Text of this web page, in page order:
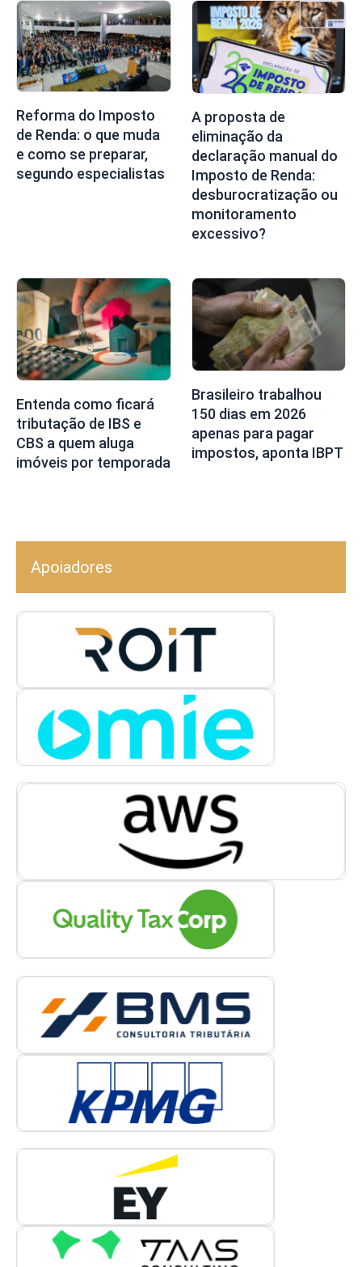
Reforma do Imposto
de Renda: o que muda
e como se preparar,
segundo especialistas
A proposta de
eliminação da
declaração manual do
Imposto de Renda:
desburocratização ou
monitoramento
excessivo?
Entenda como ficará
tributação de IBS e
CBS a quem aluga
imóveis por temporada
Brasileiro trabalhou
150 dias em 2026
apenas para pagar
impostos, aponta IBPT
Apoiadores